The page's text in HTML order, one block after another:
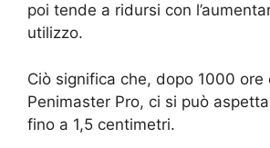
poi tende a ridursi con
utilizzo.
Ciò significa che, dopo 1000 ore
Penimaster Pro, ci si può
fino a 1,5 centimetri.